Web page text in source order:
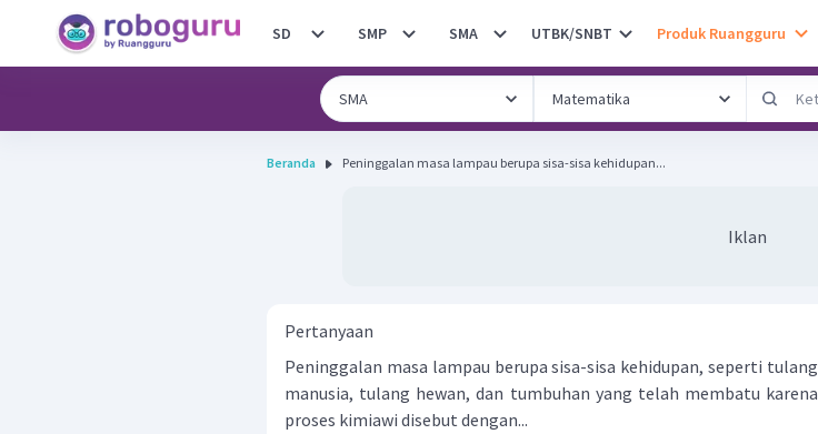
SD SMP SMA UTBK/SNBT Produk Ruangguru
Beranda Peninggalan masa lampau berupa sisa-sisa kehidupan...
Iklan
Pertanyaan
Peninggalan masa lampau berupa sisa-sisa kehidupan, seperti tulang
manusia, tulang hewan, dan tumbuhan yang telah membatu karena
proses kimiawi disebut dengan...